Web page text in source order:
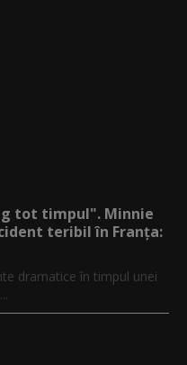
tot timpul". Minnie
teribil în Franța:
dramatice în timpul unei